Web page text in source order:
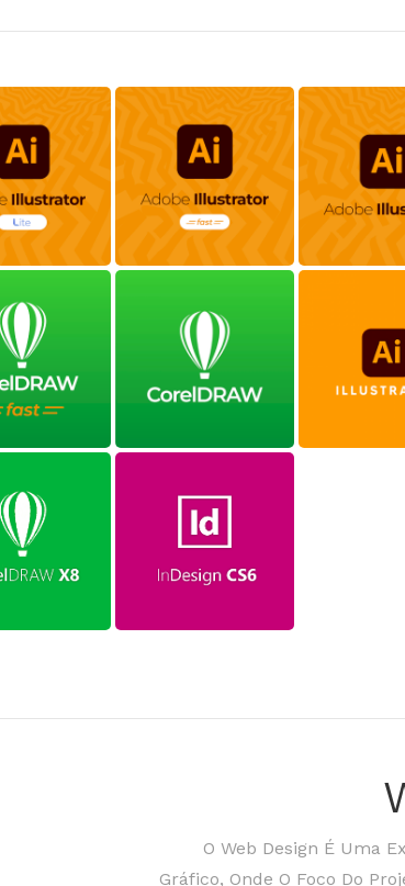
O Web Design É Uma
Gráfico, Onde O Foco Do